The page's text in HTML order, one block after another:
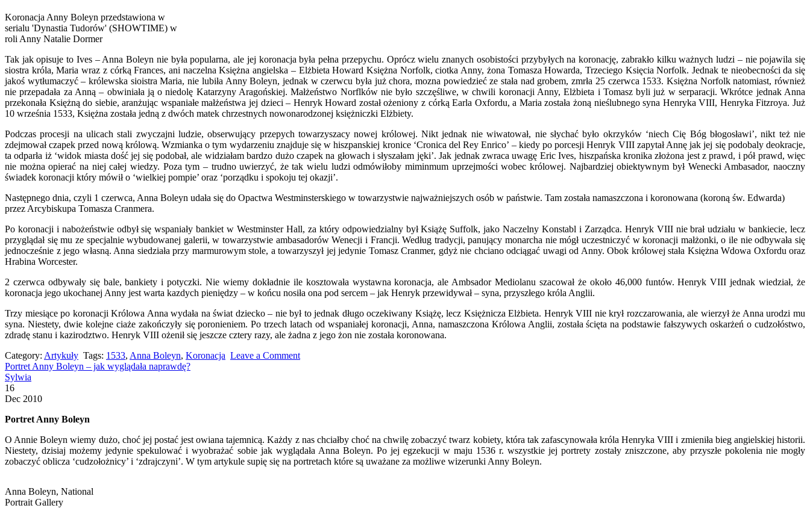
Koronacja Anny Boleyn przedstawiona w
serialu 'Dynastia Tudorów' (SHOWTIME) w
roli Anny Natalie Dormer
Tak jak opisuje to Ives – Anna Boleyn nie była popularna, ale jej koronacja była pełna przepychu. Oprócz wielu znanych osobistości przybyłych na koronację, zabrakło kilku ważnych ludzi – nie pojawila się
siostra króla, Maria wraz z córką Frances, ani naczelna Księżna angielska – Elżbieta Howard Księżna Norfolk, ciotka Anny, żona Tomasza Howarda, Trzeciego Księcia Norfolk. Jednak te nieobecności da się
jakoś wytłumaczyć – królewska sioistra Maria, nie lubiła Anny Boleyn, jednak w czerwcu była już chora, mozna powiedzieć ze stała nad grobem, zmrła 25 czerwca 1533. Księżna Norfolk natomiast, również
nie przepadała za Anną – obwiniała ją o niedolę Katarzyny Aragońskiej. Małżeństwo Norflków nie było szczęśliwe, w chwili koronacji Anny, Elżbieta i Tomasz byli już w serparacji. Wkrótce jednak Anna
przekonała Księżną do siebie, aranżując wspaniałe małżeństwa jej dzieci – Henryk Howard został ożeniony z córką Earla Oxfordu, a Maria została żoną nieślubnego syna Henryka VIII, Henryka Fitzroya. Już
10 września 1533, Księżna została jedną z dwóch matek chrzestnych nowonarodzonej księżniczki Elżbiety.
Podczas procesji na ulicach stali zwyczajni ludzie, obserwujący przepych towarzyszacy nowej królowej. Nikt jednak nie wiwatował, nie słychać było okrzyków ‘niech Cię Bóg błogosławi’, nikt też nie
zdejmował czapek przed nową królową. Wzmianka o tym wydarzeniu znajduje się w hiszpanskiej kronice ‘Cronica del Rey Enrico’ – kiedy po porcesji Henryk VIII zapytał Annę jak jej się podobaly deokracje,
ta odparła iż ‘widok miasta dość jej się podobał, ale widziałam bardzo dużo czapek na głowach i słyszałam jęki’. Jak jednak zwraca uwagę Eric Ives, hiszpańska kronika złożona jest z prawd, i pół prawd, więc
nie można opierać na niej całej wiedzy. Poza tym – trudno uwierzyć, że tak wielu ludzi odmówiłoby miminmum uprzejmości wobec królowej. Najbardziej obiektywnym był Wenecki Ambasador, naoczny
świadek koronacji który mówił o ‘wielkiej pompie’ oraz ‘porządku i spokoju tej okazji’.
Następnego dnia, czyli 1 czerwca, Anna Boleyn udała się do Opactwa Westminsterskiego w towarzystwie najważniejszych osób w państwie. Tam została namaszczona i koronowana (koroną św. Edwarda)
przez Arcybiskupa Tomasza Cranmera.
Po koronacji i nabożeństwie odbył się wspaniały bankiet w Westminster Hall, za który odpowiedzialny był Książę Suffolk, jako Naczelny Konstabl i Zarządca. Henryk VIII nie brał udziału w bankiecie, lecz
przyglądał się mu ze specjalnie wybudowanej galerii, w towarzystwie ambasadorów Wenecji i Francji. Według tradycji, panujący monarcha nie mógł uczestniczyć w koronacji małżonki, o ile nie odbywała się
jednocześnie z jego własną. Anna siedziała przy marmurowym stole, a towarzyszył jej jedynie Tomasz Cranmer, gdyż nie chciano odciągać uwagi od Anny. Obok królowej stała Księżna Wdowa Oxfordu oraz
Hrabina Worcester.
2 czerwca odbywały się bale, bankiety i potyczki. Nie wiemy dokładnie ile kosztowała wystawna koronacja, ale Ambsador Mediolanu szacował że około 46,000 funtów. Henryk VIII jednak wiedział, że
koronacja jego ukochanej Anny jest warta kazdych pieniędzy – w końcu nosiła ona pod sercem – jak Henryk przewidywał – syna, przyszłego króla Anglii.
Trzy miesiące po koronacji Królowa Anna wydała na świat dziecko – nie był to jednak długo oczekiwany Książę, lecz Księżnicza Elżbieta. Henryk VIII nie krył rozczarowania, ale wierzył że Anna urodzi mu
syna. Niestety, dwie kolejne ciaże zakończyły się poronieniem. Po trzech latach od wspaniałej koronacji, Anna, namaszczona Królowa Anglii, została ścięta na podstawie fałszywych oskarżeń o cudzołóstwo,
zdradę stanu i kazirodztwo. Henryk VIII ożenił się jeszcze cztery razy, ale żadna z jego żon nie została koronowana.
Category: Artykuły Tags: 1533, Anna Boleyn, Koronacja Leave a Comment
Portret Anny Boleyn – jak wyglądała naprawdę?
Sylwia
16
Dec 2010
Portret Anny Boleyn
O Annie Boleyn wiemy dużo, choć jej postać jest owiana tajemnicą. Każdy z nas chciałby choć na chwilę zobaczyć twarz kobiety, która tak zafascynowała króla Henryka VIII i zmieniła bieg angielskiej historii.
Niestety, dzisiaj możemy jedynie spekulować i wyobrażać sobie jak wyglądała Anna Boleyn. Po jej egzekucji w maju 1536 r. wszystkie jej portrety zostały zniszczone, aby przyszłe pokolenia nie mogły
zobaczyć oblicza ‘cudzołożnicy’ i ‘zdrajczyni’. W tym artykule supię się na portretach które są uważane za możliwe wizerunki Anny Boleyn.
Anna Boleyn, National
Portrait Gallery